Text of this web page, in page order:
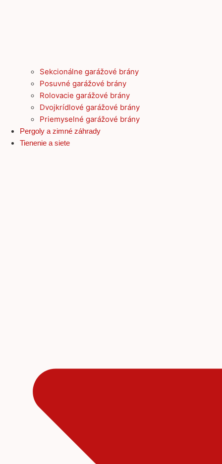
Sekcionálne garážové brány
Posuvné garážové brány
Rolovacie garážové brány
Dvojkrídlové garážové brány
Priemyselné garážové brány
Pergoly a zimné záhrady
Tienenie a siete